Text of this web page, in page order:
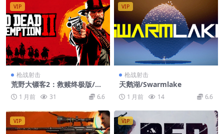
VIP
枪战射击
荒野大镖客2：救赎终极版/大
表哥2/Red Dead Redemptio
n 2: Ultimate Edition
1 月前 31 6.6
VIP
枪战射击
天鹅湖/Swarmlake
1 月前 14 6.6
VIP VIP